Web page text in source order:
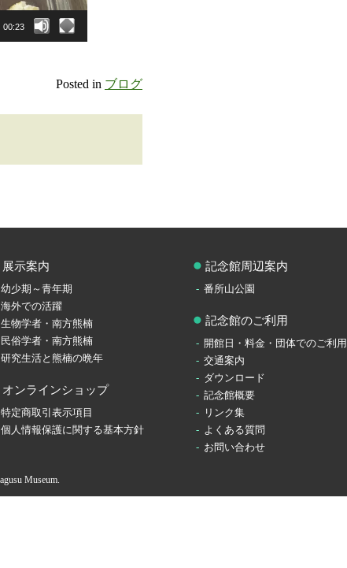
00:23
Posted in ブログ
展示案内
幼少期～青年期
海外での活躍
生物学者・南方熊楠
民俗学者・南方熊楠
研究生活と熊楠の晩年
オンラインショップ
特定商取引表示項目
個人情報保護に関する基本方針
記念館周辺案内
番所山公園
記念館のご利用
開館日・料金・団体でのご利用
交通案内
ダウンロード
記念館概要
リンク集
よくある質問
お問い合わせ
Museum.